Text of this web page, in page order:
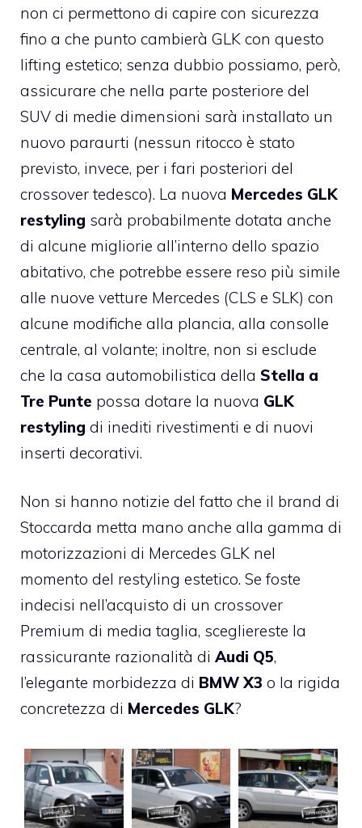
non ci permettono di capire con sicurezza
fino a che punto cambierà GLK con questo
lifting estetico; senza dubbio possiamo, però,
assicurare che nella parte posteriore del
SUV di medie dimensioni sarà installato un
nuovo paraurti (nessun ritocco è stato
previsto, invece, per i fari posteriori del
crossover tedesco). La nuova Mercedes GLK
restyling sarà probabilmente dotata anche
di alcune migliorie all’interno dello spazio
abitativo, che potrebbe essere reso più simile
alle nuove vetture Mercedes (CLS e SLK) con
alcune modifiche alla plancia, alla consolle
centrale, al volante; inoltre, non si esclude
che la casa automobilistica della Stella a
Tre Punte possa dotare la nuova GLK
restyling di inediti rivestimenti e di nuovi
inserti decorativi.
Non si hanno notizie del fatto che il brand di
Stoccarda metta mano anche alla gamma di
motorizzazioni di Mercedes GLK nel
momento del restyling estetico. Se foste
indecisi nell’acquisto di un crossover
Premium di media taglia, scegliereste la
rassicurante razionalità di Audi Q5,
l’elegante morbidezza di BMW X3 o la rigida
concretezza di Mercedes GLK?